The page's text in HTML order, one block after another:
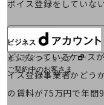
オンラインショップ
ご契約中のお客さま
ボイス登録をしていな
「賃料の支払いは毎回
どになっているケース
イス登録事業者かどう
の賃料が75万円で年間